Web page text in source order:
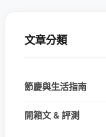
文章分類
節慶與生活指南
開箱文 & 評測